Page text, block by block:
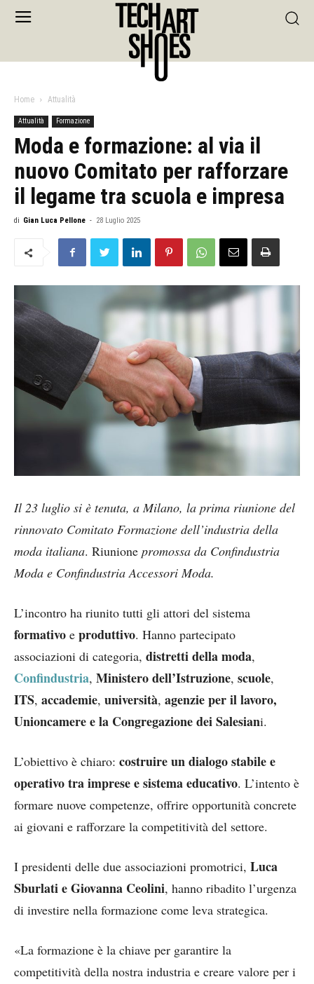
Home Attualità
Attualità Formazione
Moda e formazione: al via il
nuovo Comitato per rafforzare
il legame tra scuola e impresa
di Gian Luca Pellone - 28 Luglio 2025
Il 23 luglio si è tenuta, a Milano, la prima riunione del
rinnovato Comitato Formazione dell’industria della
moda italiana. Riunione promossa da Confindustria
Moda e Confindustria Accessori Moda.
L’incontro ha riunito tutti gli attori del sistema
formativo e produttivo. Hanno partecipato
associazioni di categoria, distretti della moda,
Confindustria, Ministero dell’Istruzione, scuole,
ITS, accademie, università, agenzie per il lavoro,
Unioncamere e la Congregazione dei Salesiani.
L’obiettivo è chiaro: costruire un dialogo stabile e
operativo tra imprese e sistema educativo. L’intento è
formare nuove competenze, offrire opportunità concrete
ai giovani e rafforzare la competitività del settore.
I presidenti delle due associazioni promotrici, Luca
Sburlati e Giovanna Ceolini, hanno ribadito l’urgenza
di investire nella formazione come leva strategica.
«La formazione è la chiave per garantire la
competitività della nostra industria e creare valore per i